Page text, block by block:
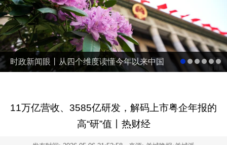
时政新闻眼丨从四个维度读懂今年以来中国
11万亿营收、3585亿研发，解码上市粤企年报的
高“研”值丨热财经